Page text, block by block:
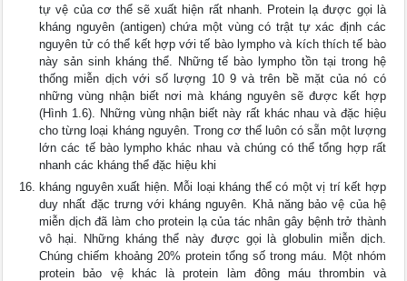
tự vệ của cơ thể sẽ xuất hiện rất nhanh. Protein lạ được gọi là
kháng nguyên (antigen) chứa một vùng có trật tự xác định các
nguyên tử có thể kết hợp với tế bào lympho và kích thích tế bào
này sản sinh kháng thể. Những tế bào lympho tồn tại trong hệ
thống miễn dịch với số lượng 10 9 và trên bề mặt của nó có
những vùng nhận biết nơi mà kháng nguyên sẽ được kết hợp
(Hình 1.6). Những vùng nhận biết này rất khác nhau và đặc hiệu
cho từng loại kháng nguyên. Trong cơ thể luôn có sẵn một lượng
lớn các tế bào lympho khác nhau và chúng có thể tổng hợp rất
nhanh các kháng thể đặc hiệu khi
kháng nguyên xuất hiện. Mỗi loại kháng thể có một vị trí kết hợp
duy nhất đặc trưng với kháng nguyên. Khả năng bảo vệ của hệ
miễn dịch đã làm cho protein lạ của tác nhân gây bệnh trở thành
vô hại. Những kháng thể này được gọi là globulin miễn dịch.
Chúng chiếm khoảng 20% protein tổng số trong máu. Một nhóm
protein bảo vệ khác là protein làm đông máu thrombin và